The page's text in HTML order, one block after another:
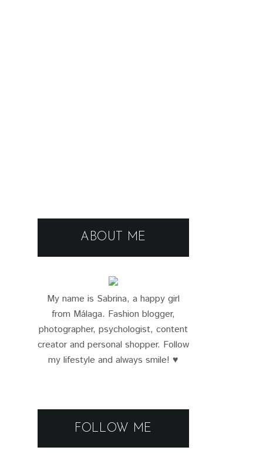
ABOUT ME
My name is Sabrina, a happy girl
from Málaga. Fashion blogger,
photographer, psychologist, content
creator and personal shopper. Follow
my lifestyle and always smile! ♥
FOLLOW ME